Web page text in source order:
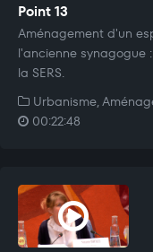
Point 13
Aménagement d'un
l'ancienne synagogue
la SERS.
Urbanisme,
00:22:48